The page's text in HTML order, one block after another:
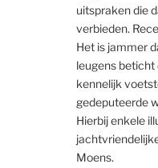
uitspraken die
verbieden.
Het is jammer
leugens beticht
kennelijk
gedeputeerde
Hierbij enkele
Moens.